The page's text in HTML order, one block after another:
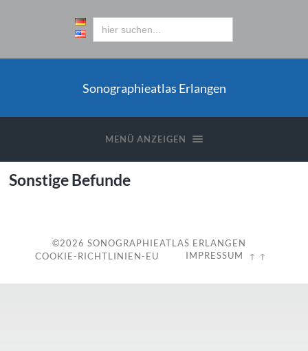
Sonographieatlas Erlangen
MENÜ ANZEIGEN
Sonstige Befunde
©2026 SONOGRAPHIEATLAS ERLANGEN
IMPRESSUM
COOKIE-RICHTLINIEN-EU ↑ ↑